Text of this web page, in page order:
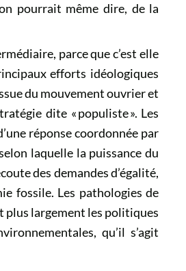
pourrait même dire, de la
parce que c’est elle
efforts idéologiques
du mouvement ouvrier et
dite « populiste ». Les
réponse coordonnée par
laquelle la puissance du
des demandes d’égalité,
fossile. Les pathologies de
plus largement les politiques
qu’il s’agit